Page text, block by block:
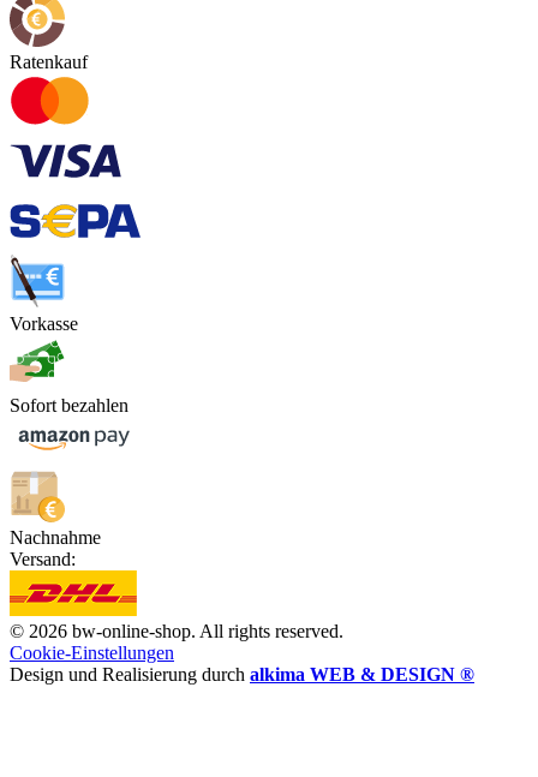
Ratenkauf
Vorkasse
Sofort bezahlen
Nachnahme
Versand:
© 2026 bw-online-shop. All rights reserved.
Cookie-Einstellungen
Design und Realisierung durch alkima WEB & DESIGN ®